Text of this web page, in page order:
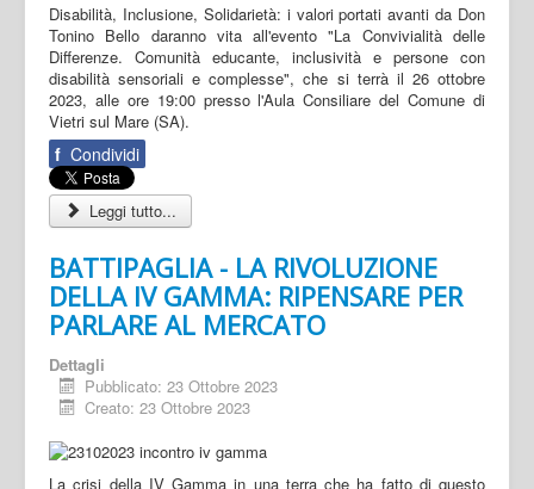
Disabilità, Inclusione, Solidarietà: i valori portati avanti da Don
Tonino Bello daranno vita all'evento "La Convivialità delle
Differenze. Comunità educante, inclusività e persone con
disabilità sensoriali e complesse", che si terrà il 26 ottobre
2023, alle ore 19:00 presso l'Aula Consiliare del Comune di
Vietri sul Mare (SA).
f Condividi
Leggi tutto...
BATTIPAGLIA - LA RIVOLUZIONE
DELLA IV GAMMA: RIPENSARE PER
PARLARE AL MERCATO
Dettagli
Pubblicato: 23 Ottobre 2023
Creato: 23 Ottobre 2023
La crisi della IV Gamma in una terra che ha fatto di questo